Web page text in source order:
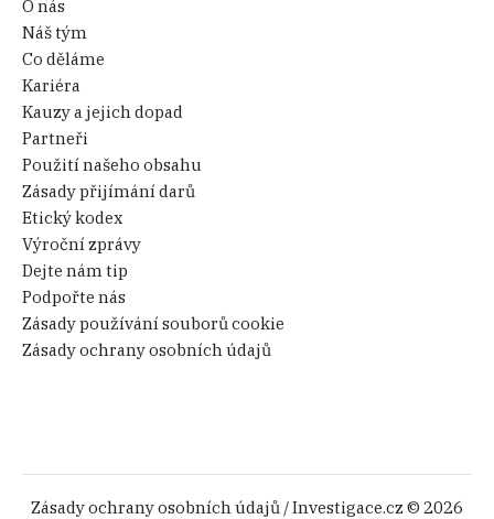
O nás
Náš tým
Co děláme
Kariéra
Kauzy a jejich dopad
Partneři
Použití našeho obsahu
Zásady přijímání darů
Etický kodex
Výroční zprávy
Dejte nám tip
Podpořte nás
Zásady používání souborů cookie
Zásady ochrany osobních údajů
Zásady ochrany osobních údajů / Investigace.cz © 2026